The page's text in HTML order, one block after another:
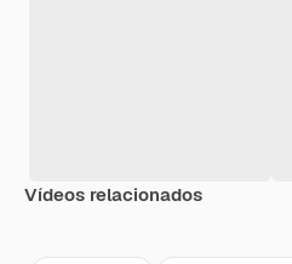
Vídeos relacionados